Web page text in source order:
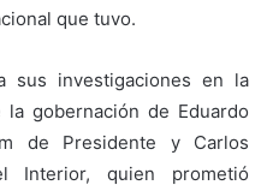
que tuvo.
sus investigaciones en la
gobernación de Eduardo
de Presidente y Carlos
Interior, quien prometió